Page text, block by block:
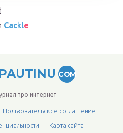
Cackle
COM
про интернет
Пользовательское соглашение
Карта сайта